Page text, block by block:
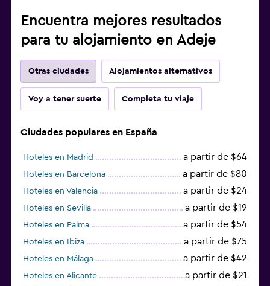
Encuentra mejores resultados
para tu alojamiento en Adeje
Otras ciudades Alojamientos alternativos
Voy a tener suerte Completa tu viaje
Ciudades populares en España
Hoteles en Madrid a partir de $64
Hoteles en Barcelona a partir de $80
Hoteles en Valencia a partir de $24
Hoteles en Sevilla a partir de $19
Hoteles en Palma a partir de $54
Hoteles en Ibiza a partir de $75
Hoteles en Málaga a partir de $42
Hoteles en Alicante a partir de $21